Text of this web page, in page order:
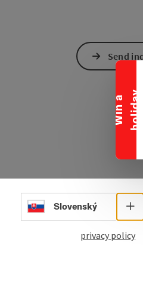
W
i
n
a
h
o
l
i
d
a y
Collapse banner
Send
Slovenský
privacy policy